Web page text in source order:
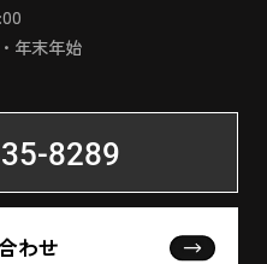
年末年始
8289
わせ